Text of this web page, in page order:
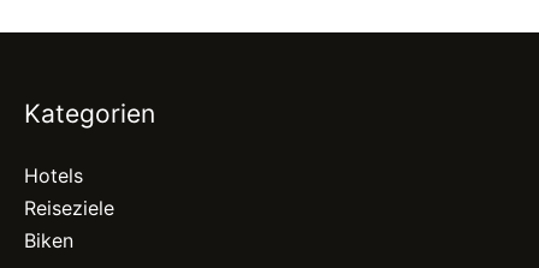
Kategorien
Hotels
Reiseziele
Biken